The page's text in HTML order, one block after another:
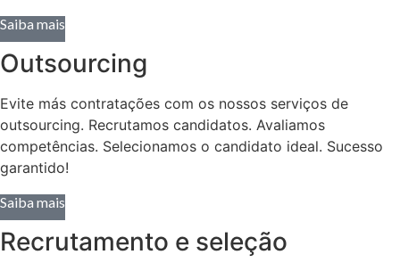
Saiba mais
Outsourcing
Evite más contratações com os nossos serviços de
outsourcing. Recrutamos candidatos. Avaliamos
competências. Selecionamos o candidato ideal. Sucesso
garantido!
Saiba mais
Recrutamento e seleção